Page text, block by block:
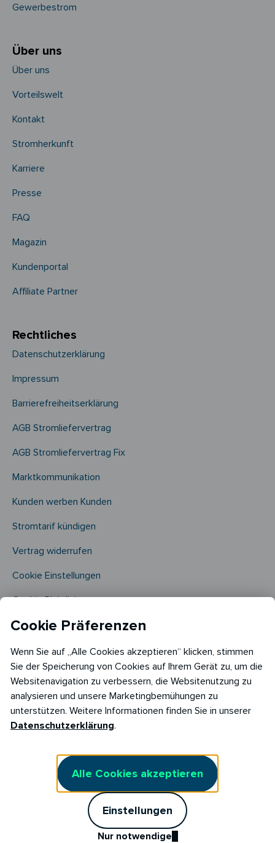
Gewerbestrom
Über uns
Über uns
Vorteilswelt
Kontakt
Stromherkunft
Karriere
Presse
FAQ
Magazin
Kundenportal
Affiliate Partner
Rechtliches
Datenschutzerklärung
Impressum
Barrierefreiheitserklärung
AGB Stromliefervertrag
AGB Stromliefervertrag Fix
Marktkommunikation
Kunden werben Kunden
Stromtarif kündigen
Vertrag widerrufen
Cookie Einstellungen
Cookie Richtlinie​
Copyright © 2026
RABOT Energy DE GmbH
Hopfenmarkt 33,
Cookie Präferenzen
Wenn Sie auf „Alle Cookies akzeptieren“ klicken, stimmen
Sie der Speicherung von Cookies auf Ihrem Gerät zu, um die
Websitenavigation zu verbessern, die Websitenutzung zu
analysieren und unsere Marketingbemühungen zu
unterstützen. Weitere Informationen finden Sie in unserer
Datenschutzerklärung.
Alle Cookies akzeptieren
Einstellungen
Nur notwendige